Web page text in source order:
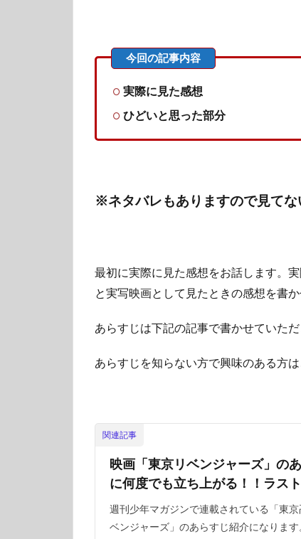
実際に見た感想
ひどいと思った部分
※ネタバレもありますので見て
最初に実際に見た感想をお話します。
と実写映画として見たときの感想を書か
あらすじは下記の記事で書かせていただ
あらすじを知らない方で興味のある方
関連記事
映画「東京リベンジャーズ」の
に何度でも立ち上がる！！ラス
週刊少年マガジンで連載されている「東
ベンジャーズ」のあらすじ紹介になりま